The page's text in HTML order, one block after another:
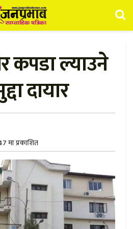
कपडा ल्याउने
दायार
मा प्रकाशित